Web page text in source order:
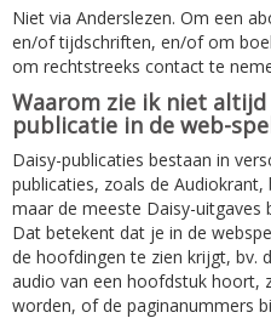
Niet via Anderslezen. Om een
en/of tijdschriften, en/of om
om rechtstreeks contact te
Waarom zie ik niet
publicatie in de web-
Daisy-publicaties bestaan in
publicaties, zoals de
maar de meeste Daisy-uitgaves
Dat betekent dat je in de
de hoofdingen te zien krijgt, bv.
audio van een hoofdstuk hoort,
worden, of de paginanummers